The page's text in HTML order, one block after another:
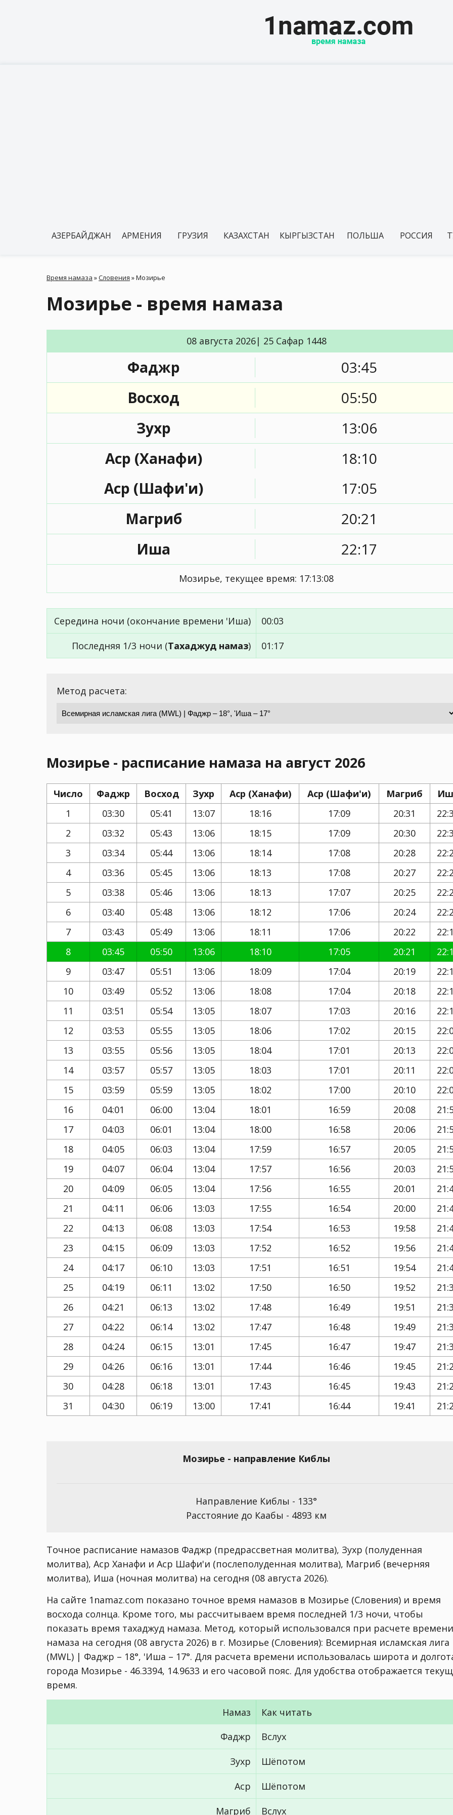
АЗЕРБАЙДЖАН АРМЕНИЯ ГРУЗИЯ КАЗАХСТАН КЫРГЫЗСТАН ПОЛЬША РОССИЯ
Время намаза »Словения »Мозирье
Мозирье - время намаза
08 августа 2026| 25 Сафар 1448
Фаджр
03:45
Восход
05:50
Зухр
13:06
Аср (Ханафи)
18:10
Аср (Шафи'и)
17:05
Магриб
20:21
Иша
22:17
Мозирье, текущее время: 17:13:08
Середина ночи (окончание времени 'Иша) 00:03
Последняя 1/3 ночи (Тахаджуд намаз) 01:17
Метод расчета:
Мозирье - расписание намаза на август 2026
Число Фаджр Восход Зухр Аср (Ханафи) Аср (Шафи'и) Магриб
1
03:30 05:41 13:07 18:16 17:09 20:31
2
03:32 05:43 13:06 18:15 17:09 20:30
3
03:34 05:44 13:06 18:14 17:08 20:28
4
03:36 05:45 13:06 18:13 17:08 20:27
5
03:38 05:46 13:06 18:13 17:07 20:25
6
03:40 05:48 13:06 18:12 17:06 20:24
7
03:43 05:49 13:06 18:11 17:06 20:22
8
03:45 05:50 13:06 18:10 17:05 20:21
9
03:47 05:51 13:06 18:09 17:04 20:19
10
03:49 05:52 13:06 18:08 17:04 20:18
11
03:51 05:54 13:05 18:07 17:03 20:16
12
03:53 05:55 13:05 18:06 17:02 20:15
13
03:55 05:56 13:05 18:04 17:01 20:13
14
03:57 05:57 13:05 18:03 17:01 20:11
15
03:59 05:59 13:05 18:02 17:00 20:10
16
04:01 06:00 13:04 18:01 16:59 20:08
17
04:03 06:01 13:04 18:00 16:58 20:06
18
04:05 06:03 13:04 17:59 16:57 20:05
19
04:07 06:04 13:04 17:57 16:56 20:03
20
04:09 06:05 13:04 17:56 16:55 20:01
21
04:11 06:06 13:03 17:55 16:54 20:00
22
04:13 06:08 13:03 17:54 16:53 19:58
23
04:15 06:09 13:03 17:52 16:52 19:56
24
04:17 06:10 13:03 17:51 16:51 19:54
25
04:19 06:11 13:02 17:50 16:50 19:52
26
04:21 06:13 13:02 17:48 16:49 19:51
27
04:22 06:14 13:02 17:47 16:48 19:49
28
04:24 06:15 13:01 17:45 16:47 19:47
29
04:26 06:16 13:01 17:44 16:46 19:45
30
04:28 06:18 13:01 17:43 16:45 19:43
31
04:30 06:19 13:00 17:41 16:44 19:41
Мозирье - направление Киблы
Направление Киблы - 133°
Расстояние до Каабы - 4893 км
Точное расписание намазов Фаджр (предрассветная молитва), Зухр (полуденная
молитва), Аср Ханафи и Аср Шафи'и (послеполуденная молитва), Магриб (вечерняя
молитва), Иша (ночная молитва) на сегодня (08 августа 2026).
На сайте 1namaz.com показано точное время намазов в Мозирье (Словения) и время
восхода солнца. Кроме того, мы рассчитываем время последней 1/3 ночи, чтобы
показать время тахаджуд намаза. Метод, который использовался при расчете времени
намаза на сегодня (08 августа 2026) в г. Мозирье (Словения): Всемирная исламская лига
(MWL) | Фаджр – 18°, 'Иша – 17°. Для расчета времени использовалась широта и
города Мозирье - 46.3394, 14.9633 и его часовой пояс. Для удобства отображается
время.
Намаз
Как читать
Фаджр
Вслух
Зухр Шёпотом
Аср Шёпотом
Магриб Вслух